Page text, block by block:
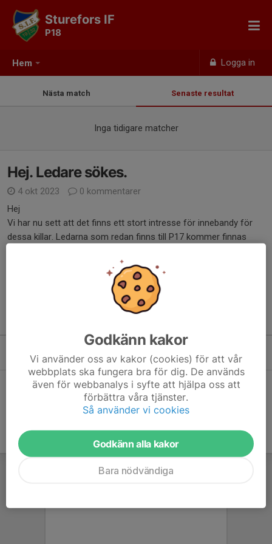
Hem Logga in
Sturefors IF
P18
Nästa match Senaste resultat
Inga tidigare matcher
Hej. Ledare sökes.
4 okt 2023
0 kommentarer
Hej
Vi har nu sett att det finns ett stort intresse för innebandy för
dessa killar. Ledarna som redan finns till P17 kommer finnas
10:00-18:00
SIF-dagen
Sturefors Idrottsplatsen
Hela kalendern
Godkänn kakor
Vi använder oss av kakor (cookies) för att vår
webbplats ska fungera bra för dig. De används
även för webbanalys i syfte att hjälpa oss att
förbättra våra tjänster.
Så använder vi cookies
Godkänn alla kakor
Bara nödvändiga